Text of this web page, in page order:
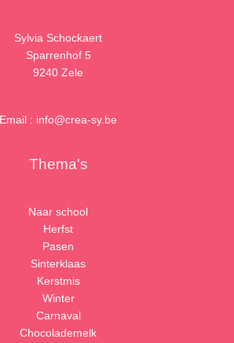
Sylvia Schockaert
Sparrenhof 5
9240 Zele
Email : info@crea-sy.be
Thema's
Naar school
Herfst
Pasen
Sinterklaas
Kerstmis
Winter
Carnaval
Chocolademelk